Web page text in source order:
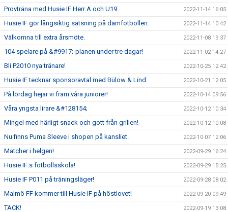
Provträna med Husie IF Herr A och U19. 2022-11-14 16:05
Husie IF gör långsiktig satsning på damfotbollen. 2022-11-14 10:42
Välkomna till extra årsmöte. 2022-11-08 19:37
104 spelare på &#9917;-planen under tre dagar! 2022-11-02 14:27
Bli P2010 nya tränare! 2022-10-25 12:42
Husie IF tecknar sponsoravtal med Bülow & Lind. 2022-10-21 12:05
På lördag hejar vi fram våra juniorer! 2022-10-14 09:56
Våra yngsta lirare &#128154; 2022-10-12 10:34
Mingel med härligt snack och gott från grillen! 2022-10-12 10:08
Nu finns Puma Sleeve i shopen på kansliet. 2022-10-07 12:06
Matcher i helgen! 2022-09-29 16:24
Husie IF:s fotbollsskola! 2022-09-29 15:25
Husie IF P011 på träningsläger! 2022-09-28 08:02
Malmö FF kommer till Husie IF på höstlovet! 2022-09-20 09:49
TACK! 2022-09-19 13:08